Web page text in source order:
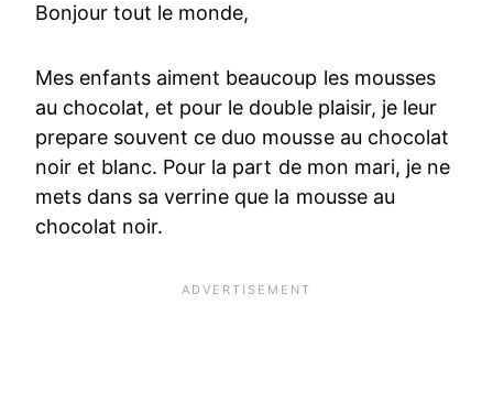
Bonjour tout le monde,
Mes enfants aiment beaucoup les mousses
au chocolat, et pour le double plaisir, je leur
prepare souvent ce duo mousse au chocolat
noir et blanc. Pour la part de mon mari, je ne
mets dans sa verrine que la mousse au
chocolat noir.